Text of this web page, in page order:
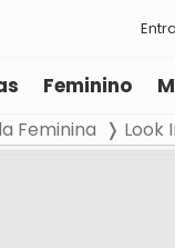
Feminino
Feminina Look